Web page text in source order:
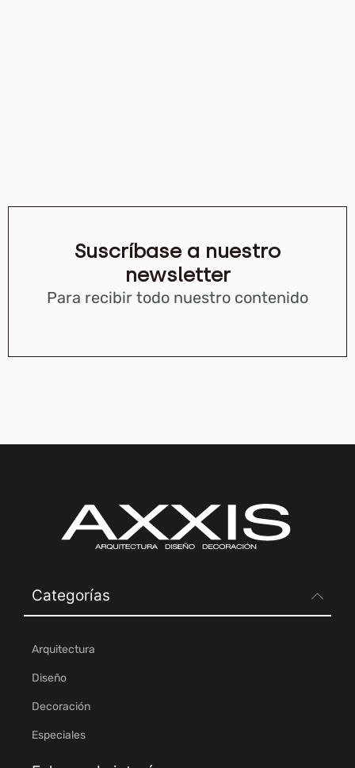
Suscríbase a nuestro
newsletter
Para recibir todo nuestro contenido
Categorías
Arquitectura
Diseño
Decoración
Especiales